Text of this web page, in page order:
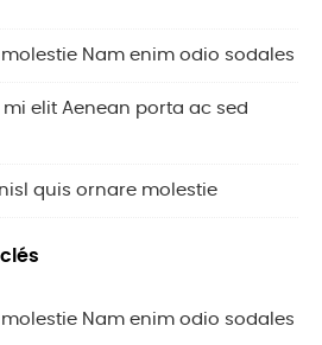
Nam enim odio sodales
mi elit Aenean porta ac sed
quis ornare molestie
Nam enim odio sodales